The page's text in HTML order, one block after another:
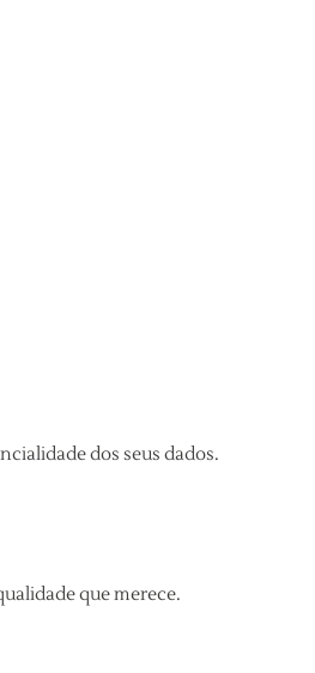
dos seus dados.
que merece.